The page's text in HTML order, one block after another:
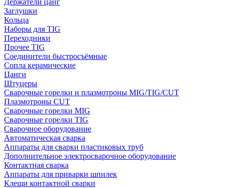
Держатели цанг
Заглушки
Кольца
Наборы для TIG
Переходники
Прочее TIG
Соединители быстросъёмные
Сопла керамические
Цанги
Штуцеры
Сварочные горелки и плазмотроны MIG/TIG/CUT
Плазмотроны CUT
Сварочные горелки MIG
Сварочные горелки TIG
Сварочное оборудование
Автоматическая сварка
Аппараты для сварки пластиковых труб
Дополнительное электросварочное оборудование
Контактная сварка
Аппараты для приварки шпилек
Клещи контактной сварки